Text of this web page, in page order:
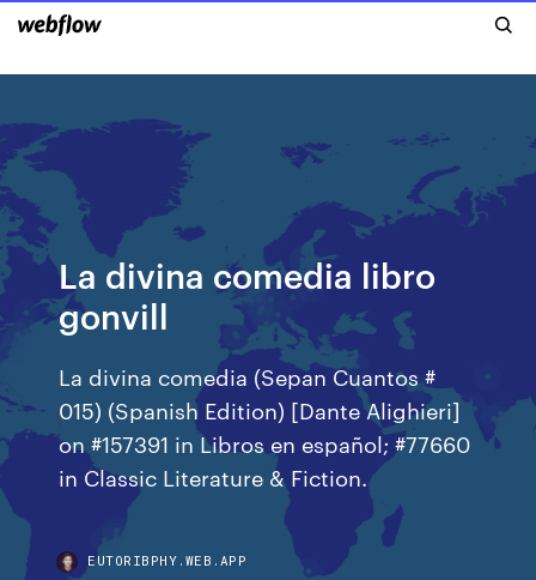
La divina comedia libro
gonvill
La divina comedia (Sepan Cuantos #
015) (Spanish Edition) [Dante Alighieri]
on #157391 in Libros en español; #77660
in Classic Literature & Fiction.
EUTORIBPHY.WEB.APP